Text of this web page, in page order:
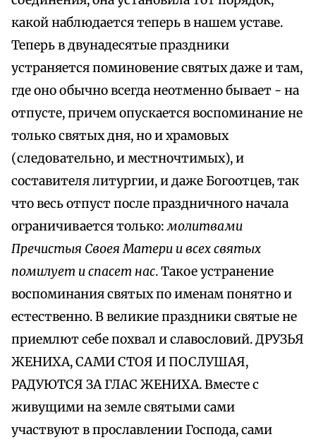
какой наблюдается теперь в нашем уставе.
Теперь в двунадесятые праздники
устраняется поминовение святых даже и там,
где оно обычно всегда неотменно бывает - на
отпусте, причем опускается воспоминание не
только святых дня, но и храмовых
(следовательно, и местночтимых), и
составителя литургии, и даже Богоотцев, так
что весь отпуст после праздничного начала
ограничивается только:молитвами
Пречистыя Своея Матери и всех святых
помилует и спасет нас. Такое устранение
воспоминания святых по именам понятно и
естественно. В великие праздники святые не
приемлют себе похвал и славословий. ДРУЗЬЯ
ЖЕНИХА, САМИ СТОЯ И ПОСЛУШАЯ,
РАДУЮТСЯ ЗА ГЛАС ЖЕНИХА. Вместе с
живущими на земле святыми сами
участвуют в прославлении Господа, сами